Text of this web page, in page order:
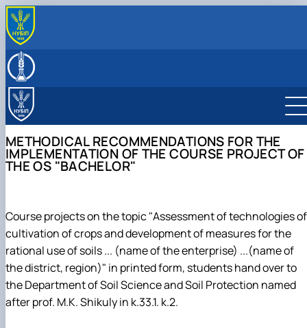
ПРО КАФЕДРУ
Співпраця
Міжнародна співпраця
Співпраця в межах України
Методичні рекомендації до виконання
курсового проекту
Виробнича практика
Освітньо-професійна програма "Охорона та
технології відновлення грунтів"
Виробнича практика
Методичні рекомендації
Постерні презентації магістрів кафедри
Навчальні дисципліни
Навчальні практики
Лабораторії кафедри
Навчальні лабораторії
Профорієнтаційна робота
освітнього процесу в умовах воєн…
Науковий гурток "Грунтознавець"
Науковий гурток "Меліоратор"
Науковий гурток "Біологія мікроорганізмів"
Наукові проекти кафедри
Наукова робота кафедри
Конференції і семінари
METHODICAL RECOMMENDATIONS FOR THE
IMPLEMENTATION OF THE COURSE PROJECT OF
THE OS "BACHELOR"
Course projects on the topic "Assessment of technologies of
cultivation of crops and development of measures for the
rational use of soils ... (name of the enterprise) ...(name of
the district, region)" in printed form, students hand over to
the Department of Soil Science and Soil Protection named
after prof. M.K. Shikuly in k.33.1. k.2.